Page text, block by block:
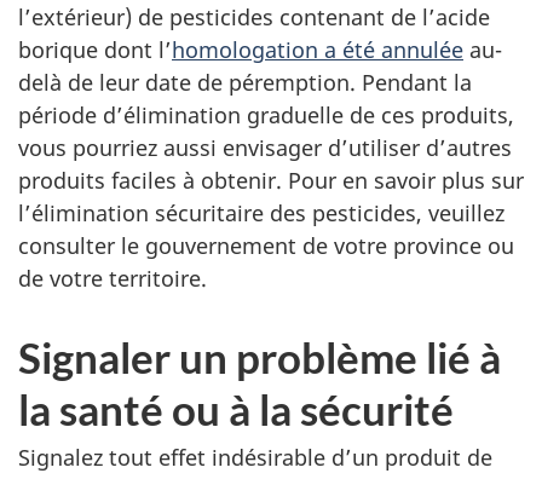
l’extérieur) de pesticides contenant de l’acide
borique dont l’homologation a été annulée au-
delà de leur date de péremption. Pendant la
période d’élimination graduelle de ces produits,
vous pourriez aussi envisager d’utiliser d’autres
produits faciles à obtenir. Pour en savoir plus sur
l’élimination sécuritaire des pesticides, veuillez
consulter le gouvernement de votre province ou
de votre territoire.
Signaler un problème lié à
la santé ou à la sécurité
Signalez tout effet indésirable d’un produit de